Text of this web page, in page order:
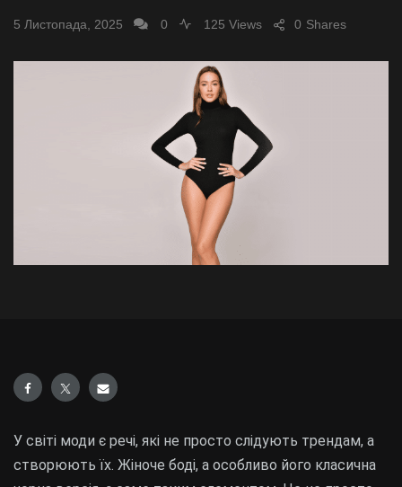
5 Листопада, 2025 0 125 Views Shares
0
У світі моди є речі, які не просто слідують трендам, а
створюють їх. Жіноче боді, а особливо його класична